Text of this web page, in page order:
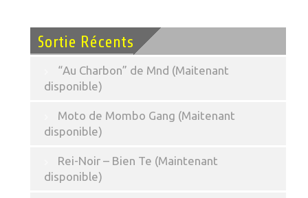
Sortie Récents
“Au Charbon” de Mnd (Maitenant
disponible)
Moto de Mombo Gang (Maitenant
disponible)
Rei-Noir – Bien Te (Maintenant
disponible)